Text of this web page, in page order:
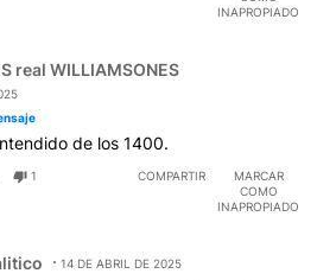
INAPROPIADO
real WILLIAMSONES
de los 1400.
1 COMPARTIR
MARCAR
COMO
INAPROPIADO
Catalitico.
14 DE ABRIL DE 2025